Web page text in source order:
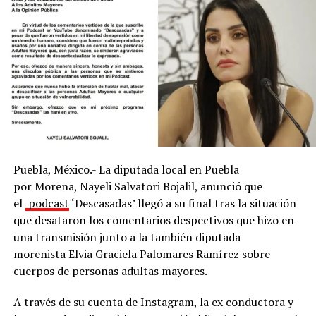
cayetanensis en las muestras recolectadas” en lechugas
procedentes de una empacadora en el estado de
Guanajuato.
Con Información Tomada de EXCÉLSIOR
Puebla, México.- La diputada local en Puebla
por Morena, Nayeli Salvatori Bojalil, anunció que
el podcast ‘Descasadas’ llegó a su final tras la situación
que desataron los comentarios despectivos que hizo en
una transmisión junto a la también diputada
morenista Elvia Graciela Palomares Ramírez sobre
cuerpos de personas adultas mayores.
A través de su cuenta de Instagram, la ex conductora y